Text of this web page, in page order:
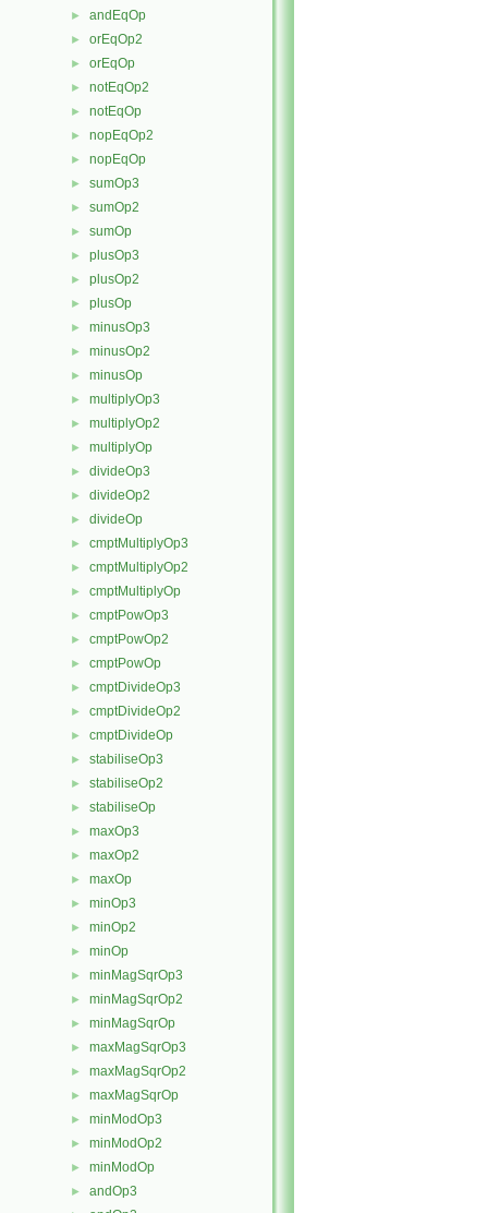
► andEqOp
► orEqOp2
► orEqOp
► notEqOp2
► notEqOp
► nopEqOp2
► nopEqOp
► sumOp3
► sumOp2
► sumOp
► plusOp3
► plusOp2
► plusOp
► minusOp3
► minusOp2
► minusOp
► multiplyOp3
► multiplyOp2
► multiplyOp
► divideOp3
► divideOp2
► divideOp
► cmptMultiplyOp3
► cmptMultiplyOp2
► cmptMultiplyOp
► cmptPowOp3
► cmptPowOp2
► cmptPowOp
► cmptDivideOp3
► cmptDivideOp2
► cmptDivideOp
► stabiliseOp3
► stabiliseOp2
► stabiliseOp
► maxOp3
► maxOp2
► maxOp
► minOp3
► minOp2
► minOp
► minMagSqrOp3
► minMagSqrOp2
► minMagSqrOp
► maxMagSqrOp3
► maxMagSqrOp2
► maxMagSqrOp
► minModOp3
► minModOp2
► minModOp
► andOp3